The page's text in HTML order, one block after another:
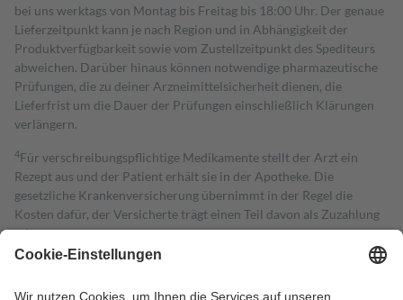
bei uns werktags von Montag bis Freitag bis 18:00 Uhr. Der genaue
Lieferzeitpunkt kann je nach Region und in Abhängigkeit der
Produktverfügbarkeit sowie vom Zustellzeitpunkt des Spediteurs
abweichen. Darüber hinaus können notwendige pharmazeutische
Prüfungen, die zu deiner Arzneimittelsicherheit dienen, die
Lieferfrist um die Dauer der Prüfungen einschließlich Klärungen
verlängern.
4Für verschreibungspflichtige Medikamente stellt der Arzt ein
Rezept aus und der Patient erhält sie in der Apotheke. Die
gesetzliche Krankenversicherung übernimmt in der Regel die
Kosten dafür, der Versicherte trägt einen Teil davon als Zuzahlung
mit.
Grundsätzlich leisten Mitglieder Zuzahlungen in Höhe von zehn
höchstens zehn Euro.
Es sind jedoch nie mehr als die tatsächlichen